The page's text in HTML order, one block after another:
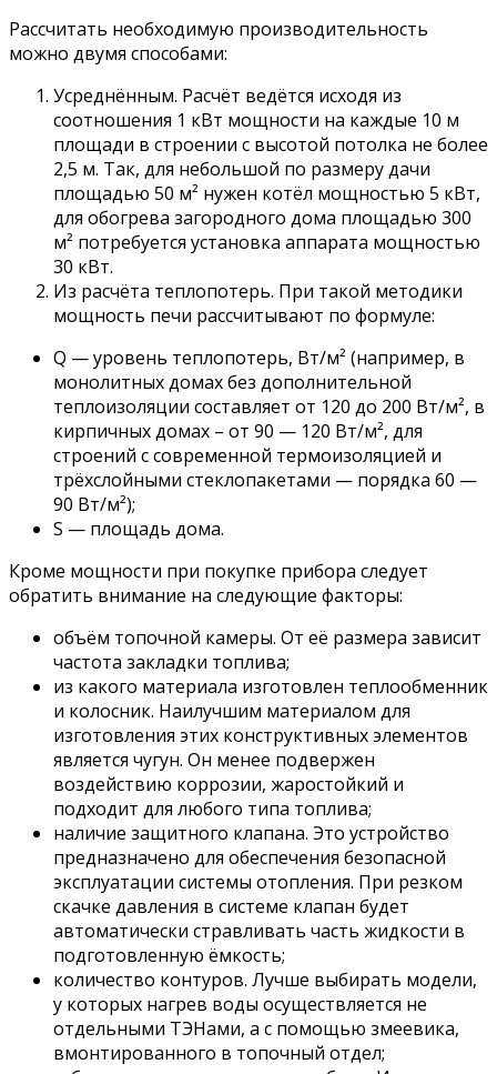
Рассчитать необходимую производительность
можно двумя способами:
Усреднённым. Расчёт ведётся исходя из
соотношения 1 кВт мощности на каждые 10 м
площади в строении с высотой потолка не более
2,5 м. Так, для небольшой по размеру дачи
площадью 50 м² нужен котёл мощностью 5 кВт,
для обогрева загородного дома площадью 300
м² потребуется установка аппарата мощностью
30 кВт.
Из расчёта теплопотерь. При такой методики
мощность печи рассчитывают по формуле:
Q — уровень теплопотерь, Вт/м² (например, в
монолитных домах без дополнительной
теплоизоляции составляет от 120 до 200 Вт/м², в
кирпичных домах – от 90 — 120 Вт/м², для
строений с современной термоизоляцией и
трёхслойными стеклопакетами — порядка 60 —
90 Вт/м²);
S — площадь дома.
Кроме мощности при покупке прибора следует
обратить внимание на следующие факторы:
объём топочной камеры. От её размера зависит
частота закладки топлива;
из какого материала изготовлен теплообменник
и колосник. Наилучшим материалом для
изготовления этих конструктивных элементов
является чугун. Он менее подвержен
воздействию коррозии, жаростойкий и
подходит для любого типа топлива;
наличие защитного клапана. Это устройство
предназначено для обеспечения безопасной
эксплуатации системы отопления. При резком
скачке давления в системе клапан будет
автоматически стравливать часть жидкости в
подготовленную ёмкость;
количество контуров. Лучше выбирать модели,
у которых нагрев воды осуществляется не
отдельными ТЭНами, а с помощью змеевика,
вмонтированного в топочный отдел;